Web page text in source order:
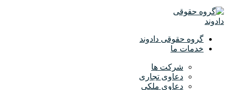
گروه حقوقی دادوند
خدمات ما
شرکت ها
دعاوی تجاری
دعاوی ملکی